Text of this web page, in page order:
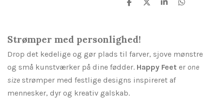
D
D
D
D
Strømper med personlighed!
Drop det kedelige og gør plads til farver, sjove mønstre
og små kunstværker på dine fødder. Happy Feet er one
size strømper med festlige designs inspireret af
mennesker, dyr og kreativ galskab.